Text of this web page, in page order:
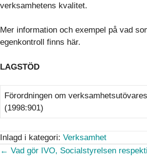
verksamhetens kvalitet.
Mer information och exempel på vad
egenkontroll finns här.
LAGSTÖD
Förordningen om
(1998:901)
Inlagd i kategori: Verksamhet
Posts
← Vad gör IVO, Socialstyrelsen